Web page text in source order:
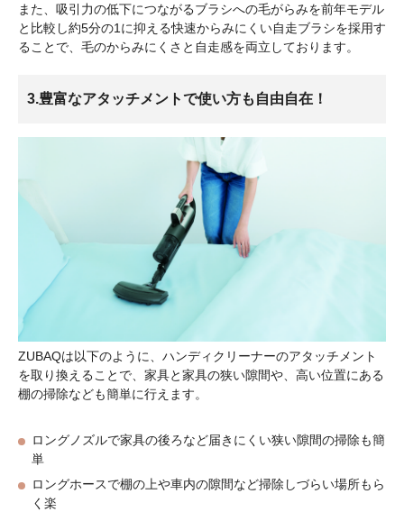
また、吸引力の低下につながるブラシへの毛がらみを前年モデル
と比較し約5分の1に抑える快速からみにくい自走ブラシを採用す
ることで、毛のからみにくさと自走感を両立しております。
3.豊富なアタッチメントで使い方も自由自在！
ZUBAQは以下のように、ハンディクリーナーのアタッチメント
を取り換えることで、家具と家具の狭い隙間や、高い位置にある
棚の掃除なども簡単に行えます。
ロングノズルで家具の後ろなど届きにくい狭い隙間の掃除も簡
単
ロングホースで棚の上や車内の隙間など掃除しづらい場所もら
く楽